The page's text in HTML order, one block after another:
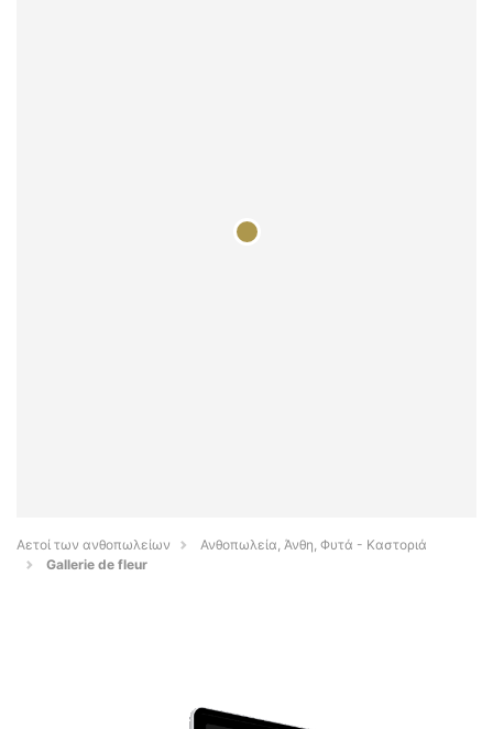
Αετοί των ανθοπωλείων
Ανθοπωλεία, Άνθη, Φυτά - Καστοριά
Gallerie de fleur